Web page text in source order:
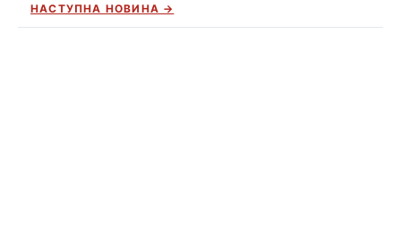
НАСТУПНА НОВИНА →